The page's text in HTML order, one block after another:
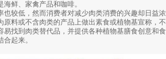
鲜、家禽产品和咖啡。
较低，然而消费者对减少肉类消费的兴趣却日益浓
料或不含肉类的产品上做出素食或植物基宣称，不
找到肉类替代品，并提供各种植物基膳食创意和食
起来。